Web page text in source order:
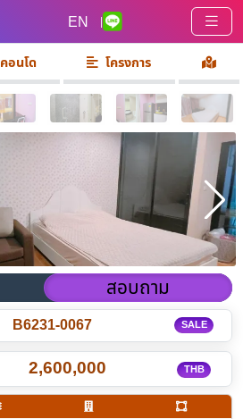
EN |
คอนโด โครงการ
สอบถาม
B6231-0067 SALE
2,600,000 THB